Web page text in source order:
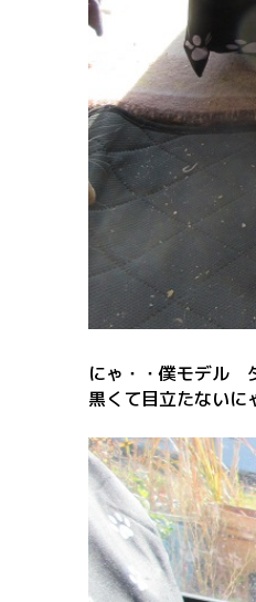
にゃ・・僕モデル
黒くて目立たないに